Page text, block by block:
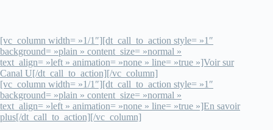
[vc_column width= »1/1″][dt_call_to_action style= »1″
background= »plain » content_size= »normal »
text_align= »left » animation= »none » line= »true »]Voir sur
Canal U[/dt_call_to_action][/vc_column]
[vc_column width= »1/1″][dt_call_to_action style= »1″
background= »plain » content_size= »normal »
text_align= »left » animation= »none » line= »true »]En savoir
plus[/dt_call_to_action][/vc_column]